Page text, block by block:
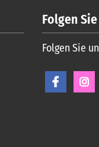
Folgen
Folgen Sie